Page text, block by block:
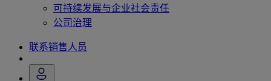
可持续发展与企业社会责任
公司治理
联系销售人员